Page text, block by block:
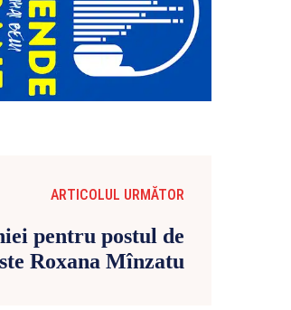
ARTICOLUL URMĂTOR
pentru postul de
Roxana Mînzatu